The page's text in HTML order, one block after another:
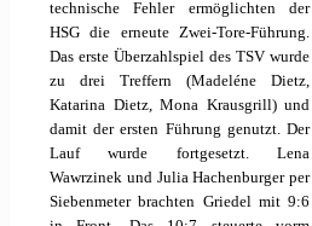
technische Fehler ermöglichten der
HSG die erneute Zwei-Tore-Führung.
Das erste Überzahlspiel des TSV wurde
zu drei Treffern (Madeléne Dietz,
Katarina Dietz, Mona Krausgrill) und
damit der ersten Führung genutzt. Der
Lauf wurde fortgesetzt. Lena
Wawrzinek und Julia Hachenburger per
Siebenmeter brachten Griedel mit 9:6